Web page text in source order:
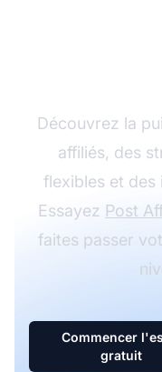
Découvrez la
affiliés, des
flexibles et des
Essayez Post
faites passer
Commencer
gratuit